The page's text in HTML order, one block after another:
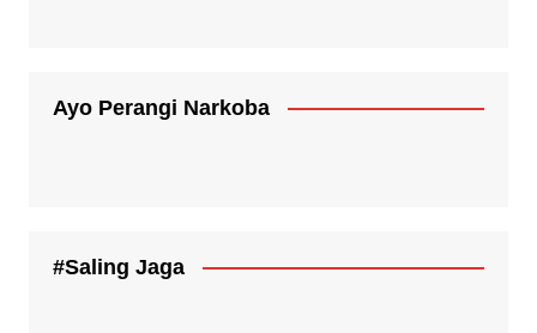
Ayo Perangi Narkoba
#Saling Jaga